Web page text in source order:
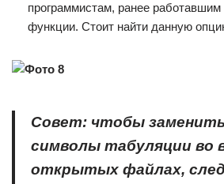
программистам, ранее работавшим
функции. Стоит найти данную
Совет: чтобы
символы табуляции во
открытых файлах,